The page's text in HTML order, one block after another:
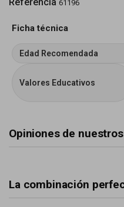
61196
Ficha técnica
Edad Recomendada
Valores Educativos
Opiniones de
La combinación